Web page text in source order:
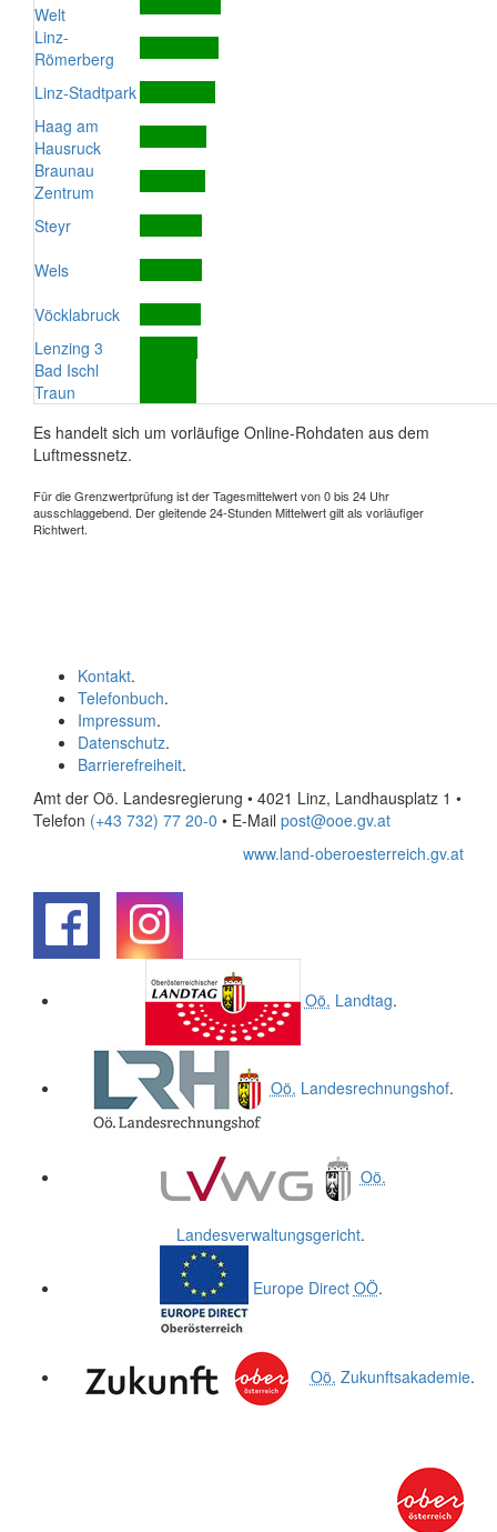
Welt
Linz-
Römerberg
Linz-Stadtpark
Haag am
Hausruck
Braunau
Zentrum
Steyr
Wels
Vöcklabruck
Lenzing 3
Bad Ischl
Traun
Es handelt sich um vorläufige Online-Rohdaten aus dem
Luftmessnetz.
Für die Grenzwertprüfung ist der Tagesmittelwert von 0 bis 24 Uhr
ausschlaggebend. Der gleitende 24-Stunden Mittelwert gilt als vorläufiger
Richtwert.
Kontakt.
Telefonbuch.
Impressum.
Datenschutz.
Barrierefreiheit.
Amt der Oö. Landesregierung • 4021 Linz, Landhausplatz 1 •
Telefon (+43 732) 77 20-0 • E-Mail post@ooe.gv.at
www.land-oberoesterreich.gv.at
Oö. Landtag.
Oö. Landesrechnungshof.
Oö.
Landesverwaltungsgericht.
Europe Direct OÖ.
Oö. Zukunftsakademie.